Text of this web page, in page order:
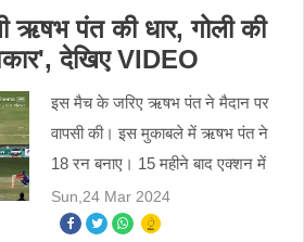
पहुंचाई गई है।
ऋषभ पंत की धार, गोली की
देखिए VIDEO
इस मैच के जरिए ऋषभ पंत ने मैदान पर
वापसी की। इस मुकाबले में ऋषभ पंत ने
18 रन बनाए। 15 महीने बाद एक्शन में
लौटे स्टार खिलाड़ी ने विकेटकीपिंग के
दौरान घातक प्रदर्शन किया। उन्होंने गोली
Sun,24 Mar 2024